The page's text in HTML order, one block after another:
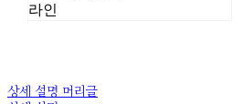
라인
상세 설명 머리글